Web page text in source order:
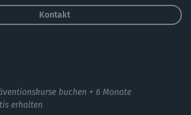
Kontakt
buchen + 6 Monate
erhalten